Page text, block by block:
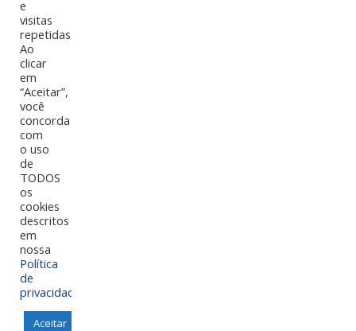
produtos de qualidade ao nosso portfólio, a ABC segue com
os valores adquiridos no passado e o olhar firme no futuro.
e
visitas
repetidas.
Ao
clicar
em
“Aceitar”,
você
concorda
com
o uso
de
TODOS
os
cookies
descritos
em
nossa
Política
de
privacidade
Aceitar